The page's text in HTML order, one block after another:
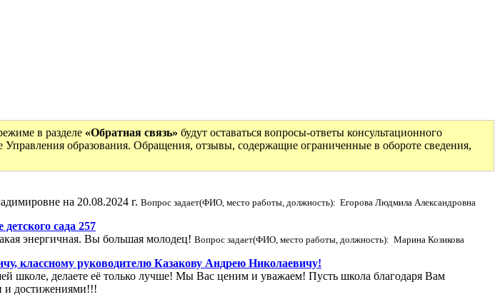
в разделе «Обратная связь» будут оставаться вопросы-ответы консультационного
образования. Обращения, отзывы, содержащие ограниченные в обороте сведения,
на 20.08.2024 г. Вопрос задает(ФИО, место работы, должность): Егорова Людмила Александровна
сада 257
энергичная. Вы большая молодец! Вопрос задает(ФИО, место работы, должность): Марина Козикова
классному руководителю Казакову Андрею Николаевичу!
школе, делаете её только лучше! Мы Вас ценим и уважаем! Пусть школа благодаря Вам
и достижениями!!!